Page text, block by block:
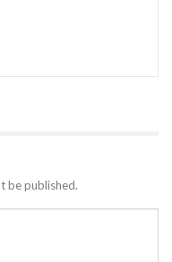
be published.